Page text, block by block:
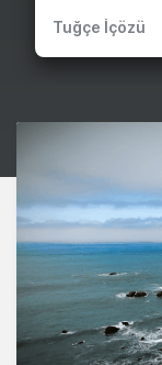
Tuğçe İçözü